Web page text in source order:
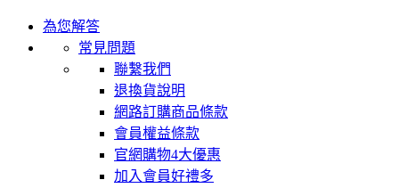
為您解答
常見問題
聯繫我們
退換貨說明
網路訂購商品條款
會員權益條款
官網購物4大優惠
加入會員好禮多